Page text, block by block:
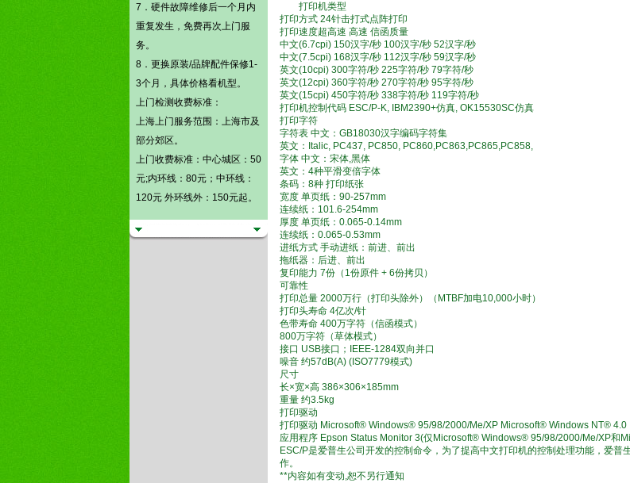
7．硬件故障维修后一个月内
重复发生，免费再次上门服
务。
8．更换原装/品牌配件保修1-
3个月，具体价格看机型。
上门检测收费标准：
上海上门服务范围：上海市及
部分郊区。
上门收费标准：中心城区：50
元;内环线：80元；中环线：
120元 外环线外：150元起。
打印机类型
打印方式 24针击打式点阵打印
打印速度超高速 高速 信函质量
中文(6.7cpi) 150汉字/秒 100汉字/秒 52汉字/秒
中文(7.5cpi) 168汉字/秒 112汉字/秒 59汉字/秒
英文(10cpi) 300字符/秒 225字符/秒 79字符/秒
英文(12cpi) 360字符/秒 270字符/秒 95字符/秒
英文(15cpi) 450字符/秒 338字符/秒 119字符/秒
打印机控制代码 ESC/P-K, IBM2390+仿真, OK15530SC仿真
打印字符
字符表 中文：GB18030汉字编码字符集
英文：Italic, PC437, PC850, PC860,PC863,PC865,PC858,
字体 中文：宋体,黑体
英文：4种平滑变倍字体
条码：8种 打印纸张
宽度 单页纸：90-257mm
连续纸：101.6-254mm
厚度 单页纸：0.065-0.14mm
连续纸：0.065-0.53mm
进纸方式 手动进纸：前进、前出
拖纸器：后进、前出
复印能力 7份（1份原件 + 6份拷贝）
可靠性
打印总量 2000万行（打印头除外）（MTBF加电10,000小时）
打印头寿命 4亿次/针
色带寿命 400万字符（信函模式）
800万字符（草体模式）
接口 USB接口；IEEE-1284双向并口
噪音 约57dB(A) (ISO7779模式)
尺寸
长×宽×高 386×306×185mm
重量 约3.5kg
打印驱动
打印驱动 Microsoft® Windows® 95/98/2000/Me/XP Microsoft® Windows NT® 4.0
应用程序 Epson Status Monitor 3(仅Microsoft® Windows® 95/98/2000/Me/XP和
ESC/P是爱普生公司开发的控制命令，为了提高中文打印机的控制处理功能，爱
作。
**内容如有变动,恕不另行通知